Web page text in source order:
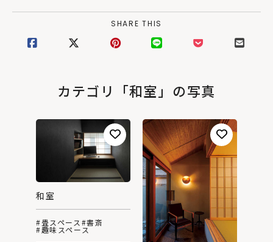
SHARE THIS
カテゴリ「和室」の写真
和室
#畳スペース #書斎
#趣味スペース